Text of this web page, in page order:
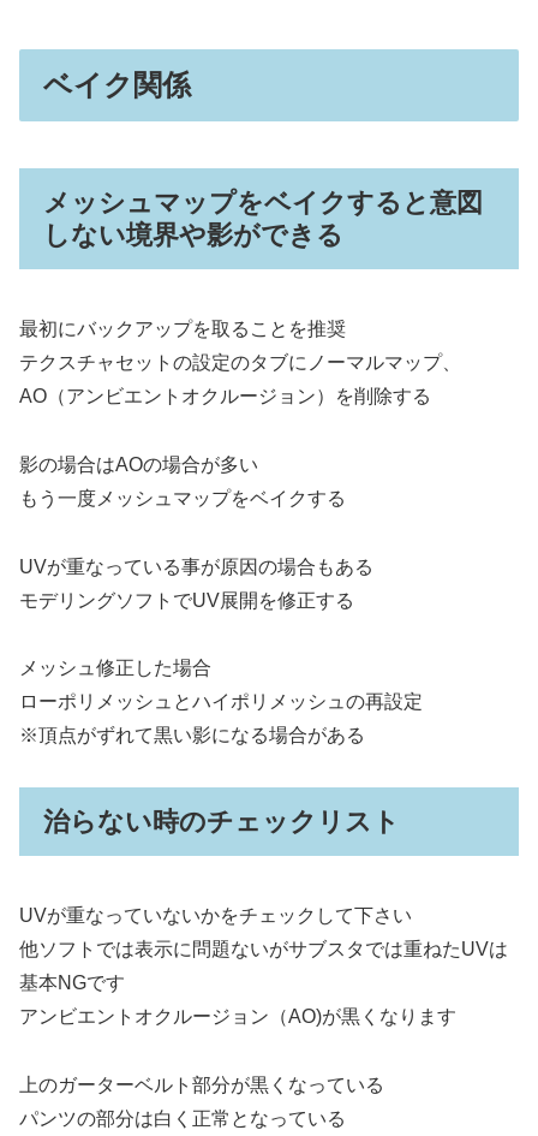
ベイク関係
メッシュマップをベイクすると意図
しない境界や影ができる
最初にバックアップを取ることを推奨
テクスチャセットの設定のタブにノーマルマップ、
AO（アンビエントオクルージョン）を削除する
影の場合はAOの場合が多い
もう一度メッシュマップをベイクする
UVが重なっている事が原因の場合もある
モデリングソフトでUV展開を修正する
メッシュ修正した場合
ローポリメッシュとハイポリメッシュの再設定
※頂点がずれて黒い影になる場合がある
治らない時のチェックリスト
UVが重なっていないかをチェックして下さい
他ソフトでは表示に問題ないがサブスタでは重ねたUVは
基本NGです
アンビエントオクルージョン（AO)が黒くなります
上のガーターベルト部分が黒くなっている
パンツの部分は白く正常となっている